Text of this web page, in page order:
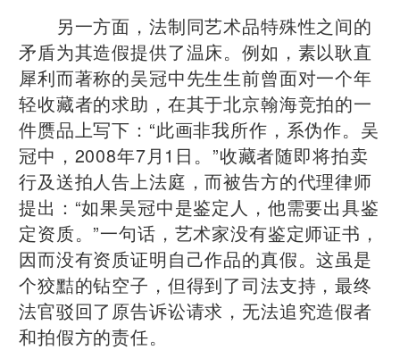
另一方面，法制同艺术品特殊性之间的
矛盾为其造假提供了温床。例如，素以耿直
犀利而著称的吴冠中先生生前曾面对一个年
轻收藏者的求助，在其于北京翰海竞拍的一
件赝品上写下：“此画非我所作，系伪作。吴
冠中，2008年7月1日。”收藏者随即将拍卖
行及送拍人告上法庭，而被告方的代理律师
提出：“如果吴冠中是鉴定人，他需要出具鉴
定资质。”一句话，艺术家没有鉴定师证书，
因而没有资质证明自己作品的真假。这虽是
个狡黠的钻空子，但得到了司法支持，最终
法官驳回了原告诉讼请求，无法追究造假者
和拍假方的责任。